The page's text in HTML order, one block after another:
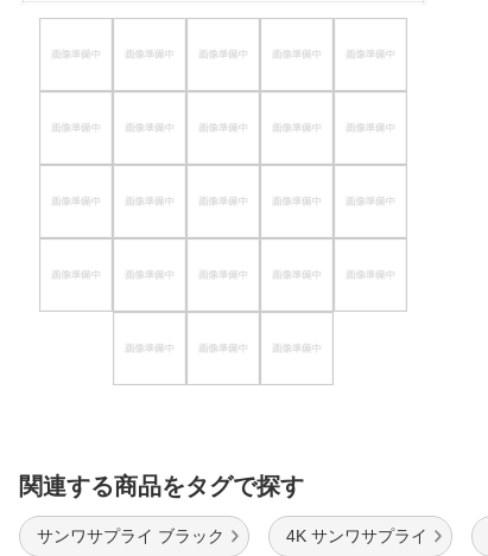
関連する商品をタグで探す
サンワサプライ ブラック 4K サンワサプライ